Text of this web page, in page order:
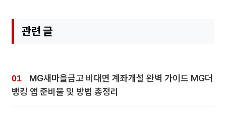
관련 글
MG새마을금고 비대면 계좌개설 완벽 가이드 MG더
뱅킹 앱 준비물 및 방법 총정리